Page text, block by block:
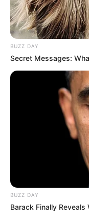
BUZZ DAY
Secret Messages:
BUZZ DAY
Barack Finally